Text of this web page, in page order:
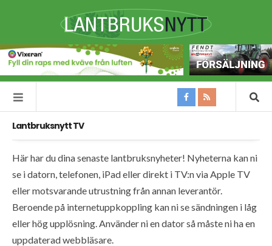
Lantbruksnytt TV
Här har du dina senaste lantbruksnyheter! Nyheterna kan ni
se i datorn, telefonen, iPad eller direkt i TV:n via Apple TV
eller motsvarande utrustning från annan leverantör.
Beroende på internetuppkoppling kan ni se sändningen i låg
eller hög upplösning. Använder ni en dator så måste ni ha en
uppdaterad webbläsare.